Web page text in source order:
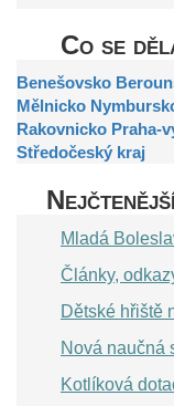
Co se
Benešovsko
Mělnicko
Rakovnicko Praha-
Středočeský kraj
Mladá
Články,
Dětské hřiště
Nová naučná
Kotlíková